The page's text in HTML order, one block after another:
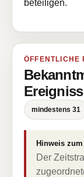
beteiligen.
ÖFFENTLICHE
mindestens 31
Hinweis
Der